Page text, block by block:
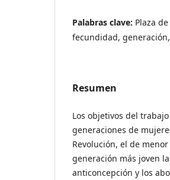
Palabras clave: Plaza
fecundidad,
Resumen
Los objetivos del
generaciones de
Revolución, el de
generación más joven
anticoncepción y los